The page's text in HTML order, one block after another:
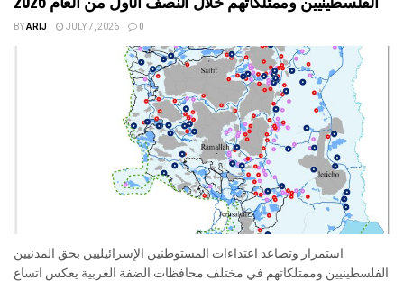
BYARIJ JULY 7, 2026 0
استمرار وتصاعد اعتداءات المستوطنين الإسرائيليين بحق المدنيين
الفلسطينيين وممتلكاتهم في مختلف محافظات الضفة الغربية يعكس اتساع